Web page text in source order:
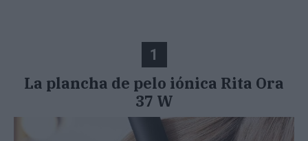
1
La plancha de pelo iónica Rita Ora
37 W